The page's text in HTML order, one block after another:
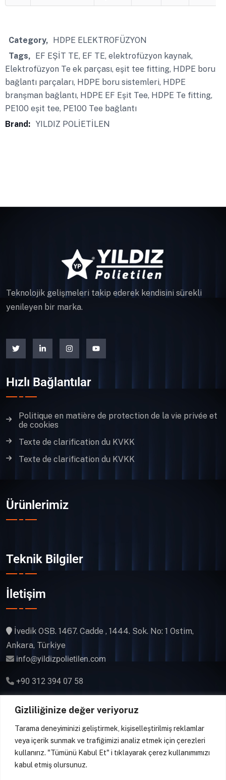
Gizliliğinize değer veriyoruz
Tarama deneyiminizi geliştirmek, kişiselleştirilmiş reklamlar
veya içerik sunmak ve trafiğimizi analiz etmek için çerezleri
kullanırız. "Tümünü Kabul Et" i tıklayarak çerez kullanımımızı
kabul etmiş olursunuz.
Category
HDPE ELEKTROFÜZYON
Tags
EF EŞİT TE, EF TE, elektrofüzyon kaynak,
Elektrofüzyon Te ek parçası, eşit tee fitting, HDPE boru
bağlantı parçaları, HDPE boru sistemleri, HDPE
branşman bağlantı, HDPE EF Eşit Tee, HDPE Te fitting,
PE100 eşit tee, PE100 Tee bağlantı
Brand: YILDIZ POLİETİLEN
Teknolojik gelişmeleri takip ederek kendisini sürekli
yenileyen bir marka.
Hızlı Bağlantılar
Politique en matière de protection de la vie privée et
de cookies
Texte de clarification du KVKK
Texte de clarification du KVKK
Ürünlerimiz
Teknik Bilgiler
İletişim
İvedik OSB. 1467. Cadde , 1444. Sok. No: 1 Ostim,
Ankara, Türkiye
info@yildizpolietilen.com
+90 312 394 07 58
+90 541 394 07 58